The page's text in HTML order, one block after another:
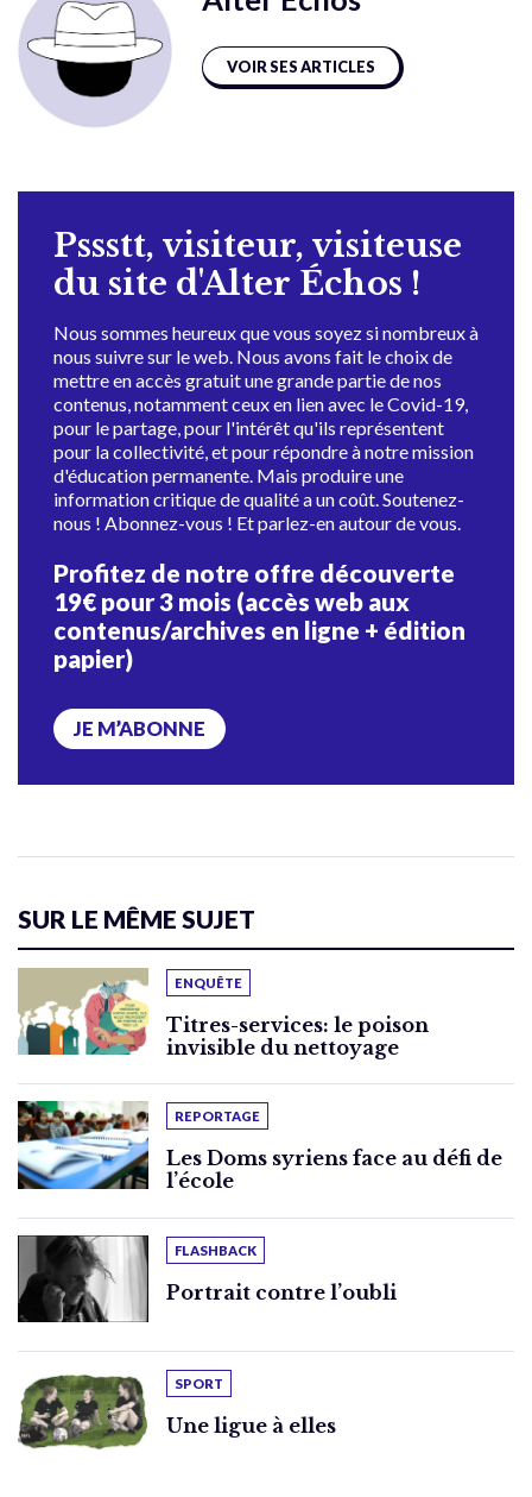
VOIR SES ARTICLES
Pssstt, visiteur, visiteuse
du site d'Alter Échos !
Nous sommes heureux que vous soyez si nombreux à
nous suivre sur le web. Nous avons fait le choix de
mettre en accès gratuit une grande partie de nos
contenus, notamment ceux en lien avec le Covid-19,
pour le partage, pour l'intérêt qu'ils représentent
pour la collectivité, et pour répondre à notre mission
d'éducation permanente. Mais produire une
information critique de qualité a un coût. Soutenez-
nous ! Abonnez-vous ! Et parlez-en autour de vous.
Profitez de notre offre découverte
19€ pour 3 mois (accès web aux
contenus/archives en ligne + édition
papier)
JE M’ABONNE
SUR LE MÊME SUJET
ENQUÊTE
Titres-services: le poison
invisible du nettoyage
REPORTAGE
Les Doms syriens face au défi de
l’école
FLASHBACK
Portrait contre l’oubli
SPORT
Une ligue à elles